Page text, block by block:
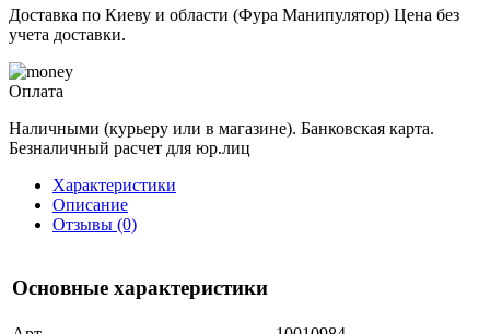
Доставка по Киеву и области (Фура Манипулятор) Цена без
учета доставки.
Оплата
Наличными (курьеру или в магазине). Банковская карта.
Безналичный расчет для юр.лиц
Характеристики
Описание
Отзывы (0)
Основные характеристики